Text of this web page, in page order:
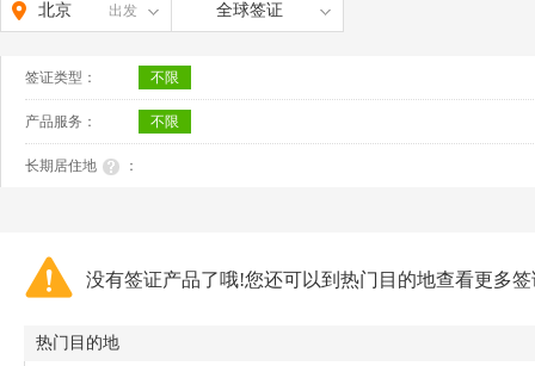
北京 出发 全球签证
签证类型： 不限
产品服务： 不限
长期居住地 ：
没有签证产品了哦!您还可以到热门目的地查看更多
热门目的地